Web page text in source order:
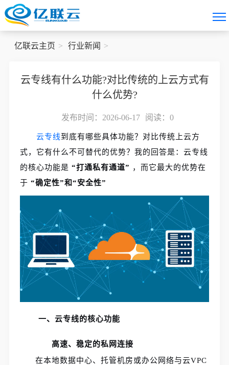
亿联云主页 行业新闻
云专线有什么功能?对比传统的上云方式有
什么优势?
发布时间：2026-06-17 阅读： 0
云专线到底有哪些具体功能？对比传统上云方
式，它有什么不可替代的优势？我的回答是：云专线
的核心功能是“打通私有通道” ，而它最大的优势在
于“确定性”和“安全性”
一、云专线的核心功能
高速、稳定的私网连接
在本地数据中心、托管机房或办公网络与云VPC